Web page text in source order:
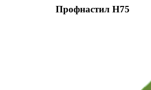
Профнастил Н75